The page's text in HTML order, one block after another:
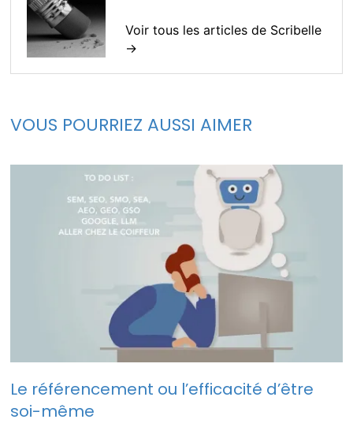
Voir tous les articles de Scribelle
→
VOUS POURRIEZ AUSSI AIMER
Le référencement ou l’efficacité d’être
soi-même